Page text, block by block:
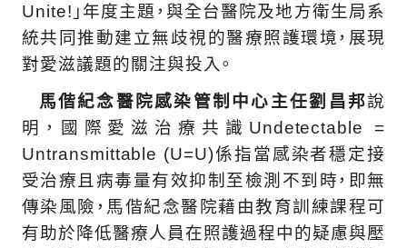
Unite!」年度主題，與全台醫院及地方衛生局系
統共同推動建立無歧視的醫療照護環境，展現
對愛滋議題的關注與投入。
馬偕紀念醫院感染管制中心主任劉昌邦說
明，國際愛滋治療共識Undetectable =
Untransmittable (U=U)係指當感染者穩定接
受治療且病毒量有效抑制至檢測不到時，即無
傳染風險，馬偕紀念醫院藉由教育訓練課程可
有助於降低醫療人員在照護過程中的疑慮與壓